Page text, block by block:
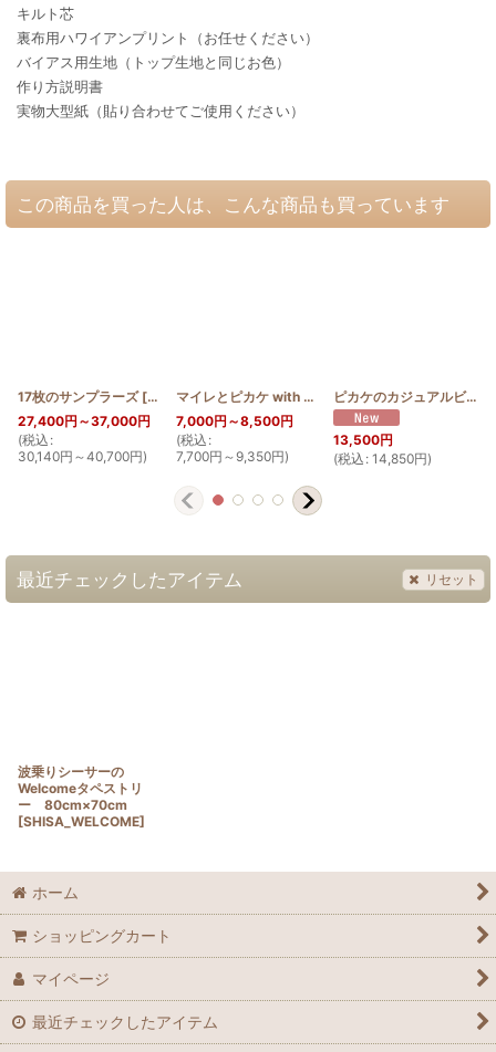
キルト芯
裏布用ハワイアンプリント（お任せください）
バイアス用生地（トップ生地と同じお色）
作り方説明書
実物大型紙（貼り合わせてご使用ください）
この商品を買った人は、こんな商品も買っています
17枚のサンプラーズ [HQT180_SA]
27,400円 ～37,000円
(税込 :
30,140円 ～40,700円)
マイレとピカケ with 蝶々のフープバッグMorL [
7,000円 ～8,500円
(税込 :
7,700円 ～9,350円)
ピカケのカジュアルビッグバッグ(高さ35cm)
13,500円
(税込 : 14,850円)
最近チェックしたアイテム リセット
波乗りシーサーの
Welcomeタペストリ
ー 80cm×70cm
[SHISA_WELCOME]
ホーム
ショッピングカート
マイページ
最近チェックしたアイテム